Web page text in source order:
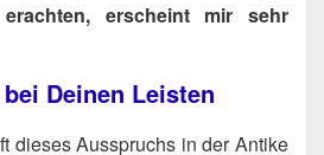
erscheint mir sehr
Deinen Leisten
die­ses Aus­spruchs in der Anti­ke